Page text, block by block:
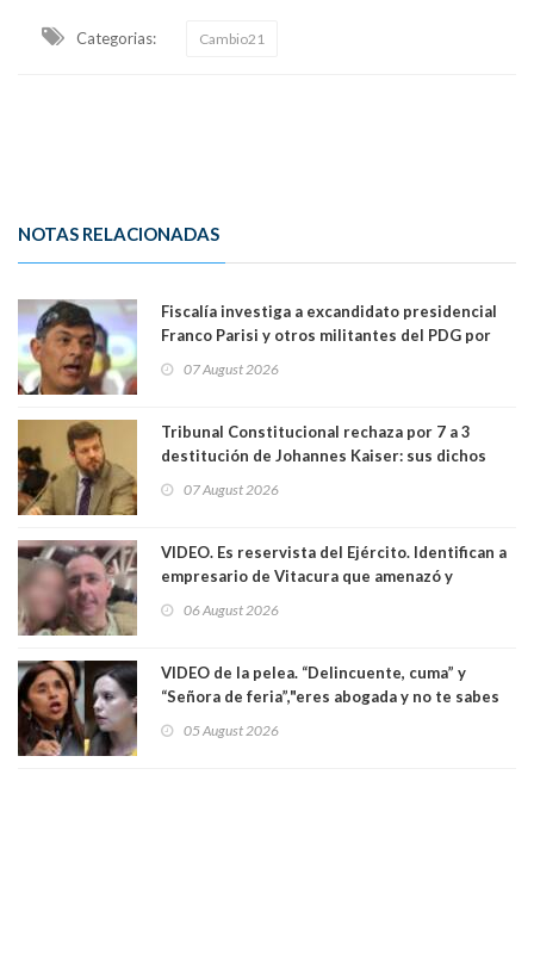
Categorias: Cambio21
NOTAS RELACIONADAS
Fiscalía investiga a excandidato presidencial
Franco Parisi y otros militantes del PDG por
07 August 2026
Tribunal Constitucional rechaza por 7 a 3
destitución de Johannes Kaiser: sus dichos
justicia constitucional porque no es diputado
07 August 2026
VIDEO. Es reservista del Ejército. Identifican a
empresario de Vitacura que amenazó y
al "ring raja". Se trata de Andrés Arrieta y la
06 August 2026
VIDEO de la pelea. “Delincuente, cuma” y
“Señora de feria”,"eres abogada y no te sabes
senadoras Camila Flores y Fabiola Campillai en
05 August 2026